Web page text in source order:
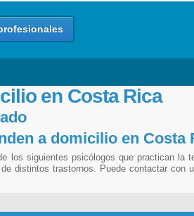
en Costa Rica
a domicilio en Costa
los siguientes psicólogos que practican la
distintos trastornos. Puede contactar con